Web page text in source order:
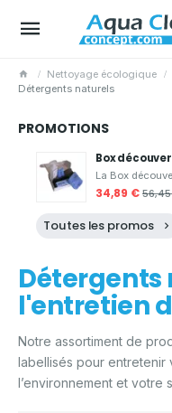
Nettoyage écologique
Détergents naturels
PROMOTIONS
Box
La Box
34,89 €
Toutes les promos
l'entretien
Notre assortiment de
labellisés pour
l’environnement et votre